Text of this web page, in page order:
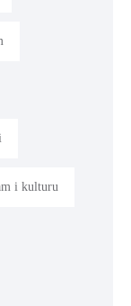
i kulturu